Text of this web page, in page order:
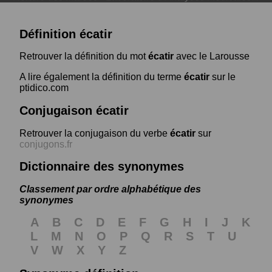
Définition écatir
Retrouver la définition du motécatir avec le Larousse
A lire également la définition du terme écatir sur le
ptidico.com
Conjugaison écatir
Retrouver la conjugaison du verbe écatir sur
conjugons.fr
Dictionnaire des synonymes
Classement par ordre alphabétique des
synonymes
A B C D E F G H I J
K
L
M N O P Q R S T
U
V
W X Y
Z